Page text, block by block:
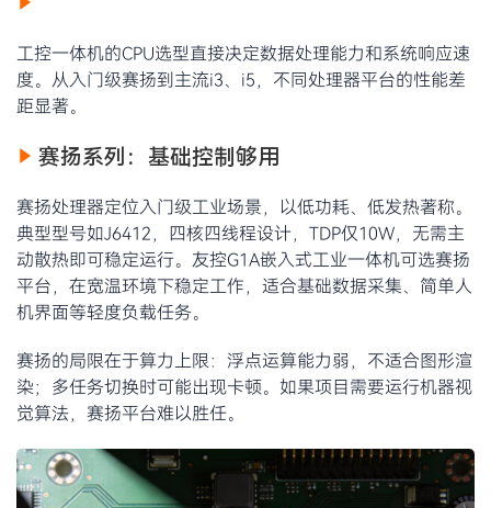
工控一体机的CPU选型直接决定数据处理能力和系统响应速
度。从入门级赛扬到主流i3、i5，不同处理器平台的性能差
距显著。
赛扬系列：基础控制够用
赛扬处理器定位入门级工业场景，以低功耗、低发热著称。
典型型号如J6412，四核四线程设计，TDP仅10W，无需主
动散热即可稳定运行。友控G1A嵌入式工业一体机可选赛扬
平台，在宽温环境下稳定工作，适合基础数据采集、简单人
机界面等轻度负载任务。
赛扬的局限在于算力上限：浮点运算能力弱，不适合图形渲
染；多任务切换时可能出现卡顿。如果项目需要运行机器视
觉算法，赛扬平台难以胜任。